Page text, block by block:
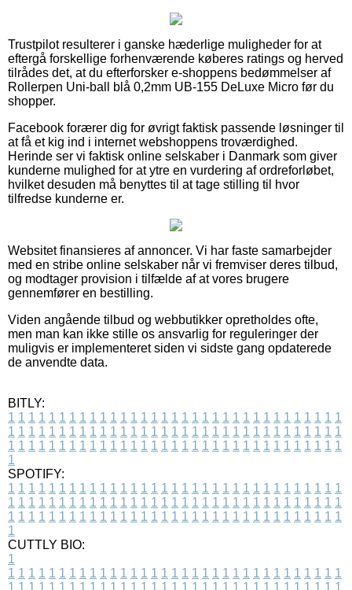
Trustpilot resulterer i ganske hæderlige muligheder for at
eftergå forskellige forhenværende køberes ratings og herved
tilrådes det, at du efterforsker e-shoppens bedømmelser af
Rollerpen Uni-ball blå 0,2mm UB-155 DeLuxe Micro før du
shopper.
Facebook forærer dig for øvrigt faktisk passende løsninger til
at få et kig ind i internet webshoppens troværdighed.
Herinde ser vi faktisk online selskaber i Danmark som giver
kunderne mulighed for at ytre en vurdering af ordreforløbet,
hvilket desuden må benyttes til at tage stilling til hvor
tilfredse kunderne er.
Websitet finansieres af annoncer. Vi har faste samarbejder
med en stribe online selskaber når vi fremviser deres tilbud,
og modtager provision i tilfælde af at vores brugere
gennemfører en bestilling.
Viden angående tilbud og webbutikker opretholdes ofte,
men man kan ikke stille os ansvarlig for reguleringer der
muligvis er implementeret siden vi sidste gang opdaterede
de anvendte data.
BITLY:
1 1 1 1 1 1 1 1 1 1 1 1 1 1 1 1 1 1 1 1 1 1 1 1 1 1 1 1 1 1 1 1 1
1 1 1 1 1 1 1 1 1 1 1 1 1 1 1 1 1 1 1 1 1 1 1 1 1 1 1 1 1 1 1 1 1
1 1 1 1 1 1 1 1 1 1 1 1 1 1 1 1 1 1 1 1 1 1 1 1 1 1 1 1 1 1 1 1 1
1
SPOTIFY:
1 1 1 1 1 1 1 1 1 1 1 1 1 1 1 1 1 1 1 1 1 1 1 1 1 1 1 1 1 1 1 1 1
1 1 1 1 1 1 1 1 1 1 1 1 1 1 1 1 1 1 1 1 1 1 1 1 1 1 1 1 1 1 1 1 1
1 1 1 1 1 1 1 1 1 1 1 1 1 1 1 1 1 1 1 1 1 1 1 1 1 1 1 1 1 1 1 1 1
1
CUTTLY BIO:
1
1 1 1 1 1 1 1 1 1 1 1 1 1 1 1 1 1 1 1 1 1 1 1 1 1 1 1 1 1 1 1 1 1
1 1 1 1 1 1 1 1 1 1 1 1 1 1 1 1 1 1 1 1 1 1 1 1 1 1 1 1 1 1 1 1 1